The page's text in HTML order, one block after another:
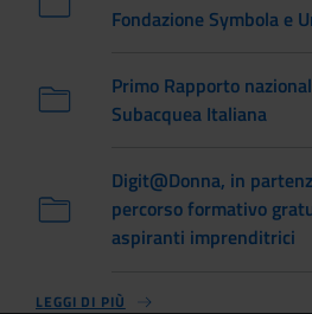
Fondazione Symbola e
Primo Rapporto
Subacquea Italiana
Digit@Donna, in
percorso formativo
aspiranti imprenditrici
LEGGI DI PIÙ